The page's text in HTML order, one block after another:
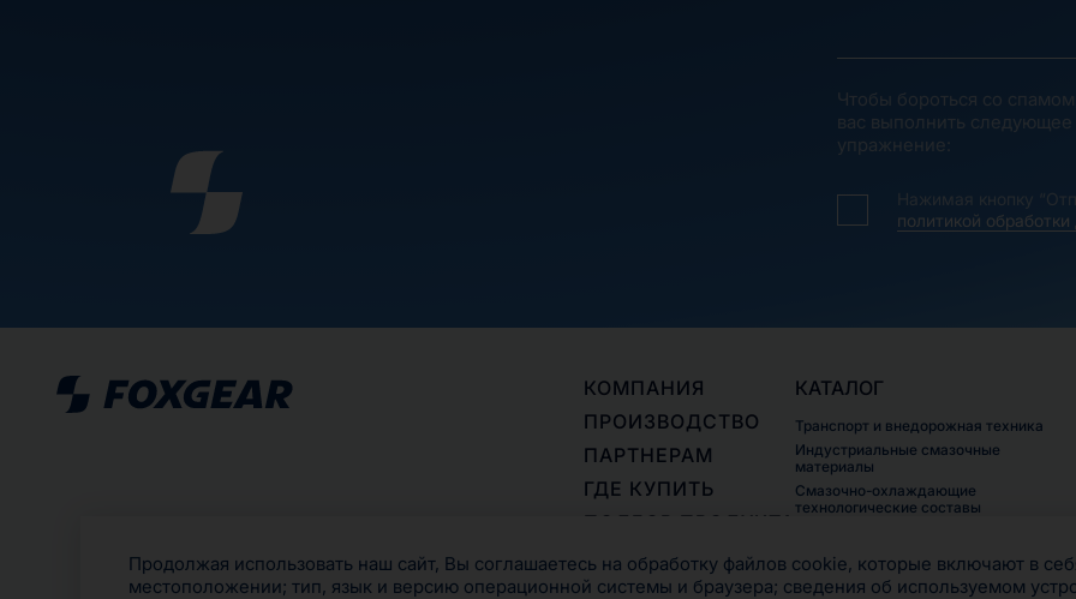
Чтобы бороться со
вас выполнить
упражнение:
Нажимая кнопку
политикой
КОМПАНИЯ
ПРОИЗВОДСТВО
ПАРТНЕРАМ
ГДЕ КУПИТЬ
ПОДБОР ПРОДУКТА
КОНТАКТЫ
КАТАЛОГ
Транспорт и внедорожная техника
Индустриальные смазочные
материалы
Смазочно-охлаждающие
технологические составы
Продолжая использовать наш сайт, Вы соглашаетесь на обработку файлов cookie, которые включают в
местоположении; тип, язык и версию операционной системы и браузера; сведения об используемом